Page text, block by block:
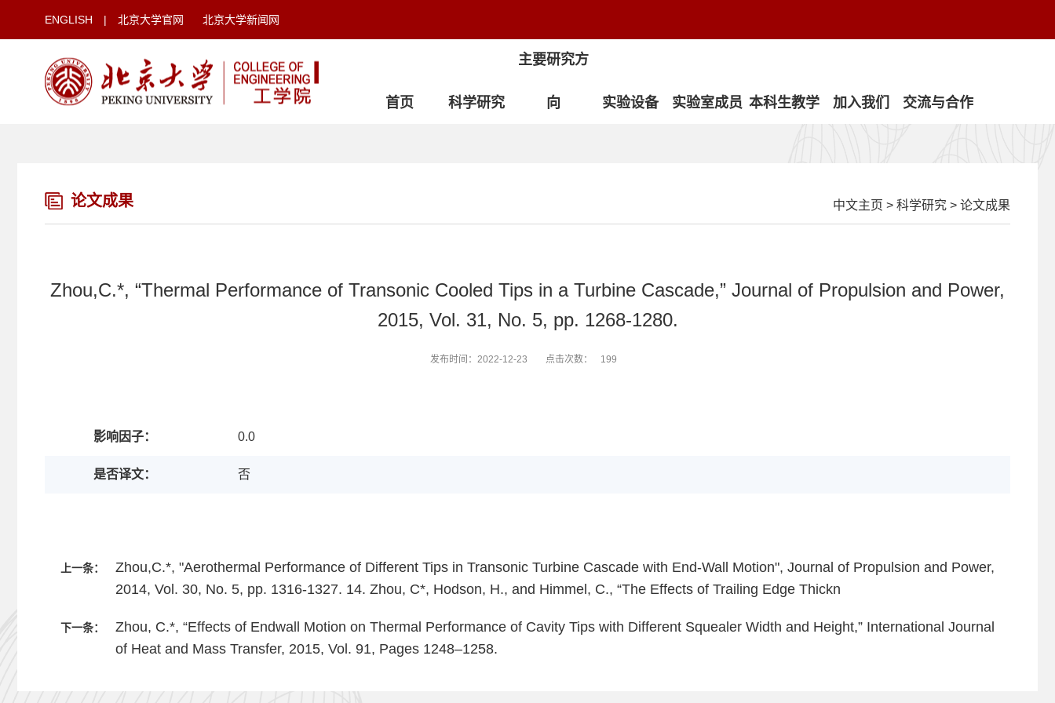
ENGLISH | 北京大学官网 北京大学新闻网
首页 科学研究
主要研究方
向 实验设备 实验室成员 本科生教学 加入我们 交流与合作
论文成果 中文主页 > 科学研究 > 论文成果
Zhou,C.*, “Thermal Performance of Transonic Cooled Tips in a Turbine Cascade,” Journal of Propulsion and Power,
2015, Vol. 31, No. 5, pp. 1268-1280.
发布时间：2022-12-23 点击次数： 199
影响因子： 0.0
是否译文： 否
上一条：
Zhou,C.*, "Aerothermal Performance of Different Tips in Transonic Turbine Cascade with End-Wall Motion", Journal of Propulsion and Power,
2014, Vol. 30, No. 5, pp. 1316-1327. 14. Zhou, C*, Hodson, H., and Himmel, C., “The Effects of Trailing Edge Thickn
下一条：
Zhou, C.*, “Effects of Endwall Motion on Thermal Performance of Cavity Tips with Different Squealer Width and Height,” International Journal
of Heat and Mass Transfer, 2015, Vol. 91, Pages 1248–1258.